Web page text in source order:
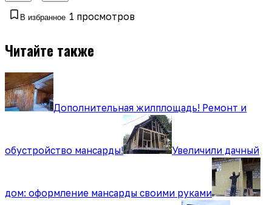
В избранное 1 просмотров
Читайте также
Дополнительная жилплощадь! Ремонт и
обустройство мансарды! Увеличили дачный
дом: оформление мансарды своими руками